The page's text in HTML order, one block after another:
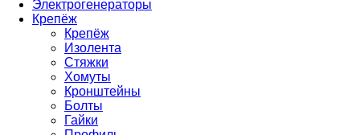
Электрогенераторы
Крепёж
Крепёж
Изолента
Стяжки
Хомуты
Кронштейны
Болты
Гайки